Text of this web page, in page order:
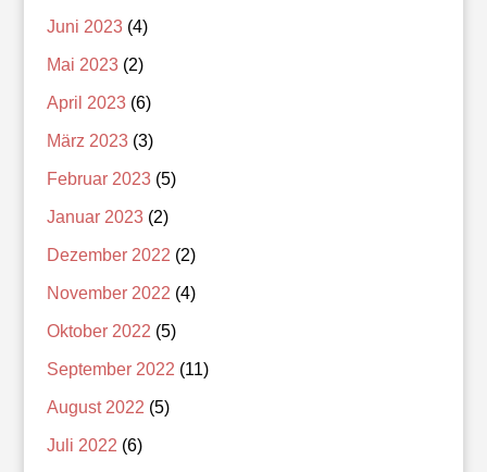
Juni 2023(4)
Mai 2023(2)
April 2023(6)
März 2023(3)
Februar 2023(5)
Januar 2023(2)
Dezember 2022 (2)
November 2022 (4)
Oktober 2022 (5)
September 2022 (11)
August 2022 (5)
Juli 2022 (6)